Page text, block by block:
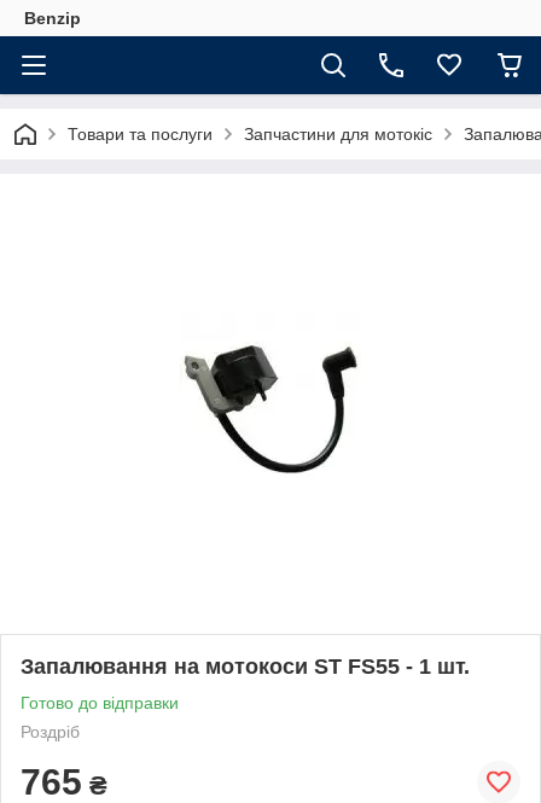
Benzip
Товари та послуги Запчастини для мотокіс
Запалювання на мотокоси ST FS55 - 1 шт.
Готово до відправки
Роздріб
765 ₴